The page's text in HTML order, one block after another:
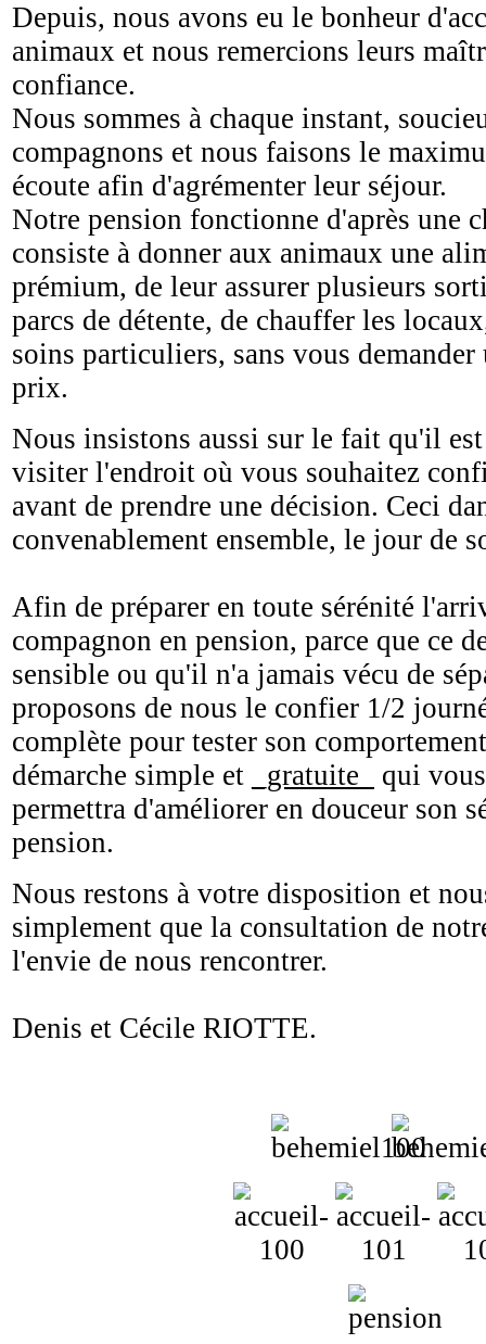
Depuis, nous avons eu le bonheur
animaux et nous remercions leurs
confiance.
Nous sommes à chaque instant,
compagnons et nous faisons le
écoute afin d'agrémenter leur séjour.
Notre pension fonctionne d'après une
consiste à donner aux animaux une
prémium, de leur assurer plusieurs
parcs de détente, de chauffer les
soins particuliers, sans vous
prix.
Nous insistons aussi sur le fait qu'il
visiter l'endroit où vous souhaitez
avant de prendre une décision. Ceci
convenablement ensemble, le jour de
Afin de préparer en toute sérénité
compagnon en pension, parce que ce
sensible ou qu'il n'a jamais vécu de
proposons de nous le confier 1/2
complète pour tester son
démarche simple et
_gratuite_
qui
permettra d'améliorer en douceur son
pension.
Nous restons à votre disposition et
simplement que la consultation de
l'envie de nous rencontrer.
Denis et Cécile RIOTTE.